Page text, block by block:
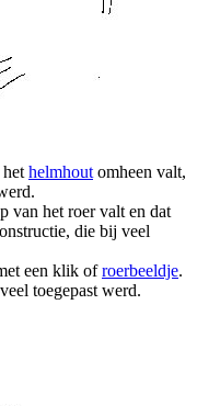
helmhout omheen valt,
van het roer valt en dat
die bij veel
een klik ofroerbeeldje.
toegepast werd.